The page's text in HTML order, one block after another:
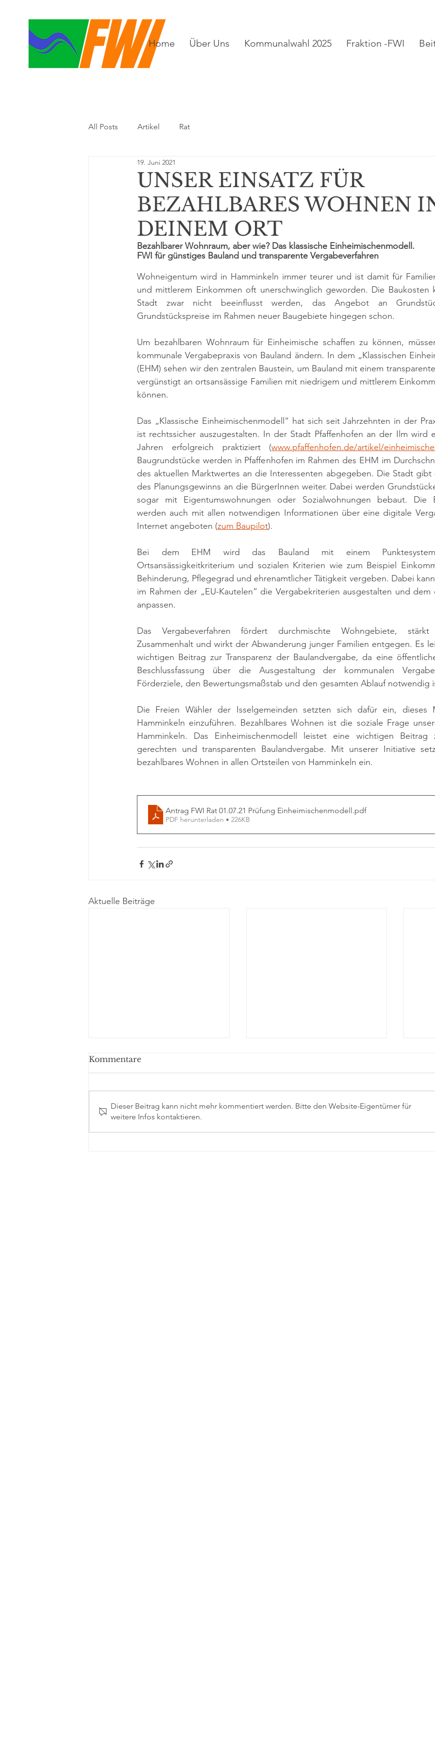
Home Über Uns Kommunalwahl 2025 Fraktion -FWI
All Posts Artikel Rat
UNSER EINSATZ FÜR
BEZAHLBARES WOHNEN
DEINEM ORT
19. Juni 2021
Bezahlbarer Wohnraum, aber wie? Das klassische Einheimischenmodell.
FWI für günstiges Bauland und transparente Vergabeverfahren
Wohneigentum wird in Hamminkeln immer teurer und ist damit für
und mittlerem Einkommen oft unerschwinglich geworden. Die Baukosten
Stadt zwar nicht beeinflusst werden, das Angebot an
Grundstückspreise im Rahmen neuer Baugebiete hingegen schon.
Um bezahlbaren Wohnraum für Einheimische schaffen zu können,
kommunale Vergabepraxis von Bauland ändern. In dem „Klassischen
(EHM) sehen wir den zentralen Baustein, um Bauland mit einem
vergünstigt an ortsansässige Familien mit niedrigem und mittlerem
können.
Das „Klassische Einheimischenmodell“ hat sich seit Jahrzehnten in der
ist rechtssicher auszugestalten. In der Stadt Pfaffenhofen an der Ilm wird
Jahren erfolgreich praktiziert (www.pfaffenhofen.de/artikel/
Baugrundstücke werden in Pfaffenhofen im Rahmen des EHM im
des aktuellen Marktwertes an die Interessenten abgegeben. Die Stadt gibt
des Planungsgewinns an die BürgerInnen weiter. Dabei werden
sogar mit Eigentumswohnungen oder Sozialwohnungen bebaut. Die
werden auch mit allen notwendigen Informationen über eine digitale
Internet angeboten (zum Baupilot).
Bei dem EHM wird das Bauland mit einem
Ortsansässigkeitkriterium und sozialen Kriterien wie zum Beispiel
Behinderung, Pflegegrad und ehrenamtlicher Tätigkeit vergeben. Dabei
im Rahmen der „EU-Kautelen“ die Vergabekriterien ausgestalten und dem
anpassen.
Das Vergabeverfahren fördert durchmischte Wohngebiete,
Zusammenhalt und wirkt der Abwanderung junger Familien entgegen. Es
wichtigen Beitrag zur Transparenz der Baulandvergabe, da eine
Beschlussfassung über die Ausgestaltung der kommunalen
Förderziele, den Bewertungsmaßstab und den gesamten Ablauf notwendig
Die Freien Wähler der Isselgemeinden setzten sich dafür ein, dieses
Hamminkeln einzuführen. Bezahlbares Wohnen ist die soziale Frage
Hamminkeln. Das Einheimischenmodell leistet eine wichtigen Beitrag
gerechten und transparenten Baulandvergabe. Mit unserer Initiative
bezahlbares Wohnen in allen Ortsteilen von Hamminkeln ein.
Antrag FWI Rat 01.07.21 Prüfung Einheimischenmodell.pdf
PDF herunterladen • 226KB
Aktuelle Beiträge
FWI Antrag: Sperrung des
Beteiligungsveranstaltung
Kommentare
Dieser Beitrag kann nicht mehr kommentiert werden. Bitte den Website-Eigentümer für
weitere Infos kontaktieren.